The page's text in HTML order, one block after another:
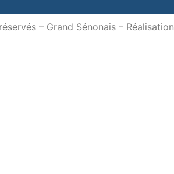
– Grand Sénonais – Réalisation